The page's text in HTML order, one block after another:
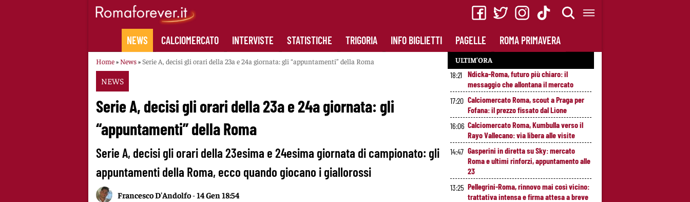
NEWS CALCIOMERCATO INTERVISTE STATISTICHE TRIGORIA INFO BIGLIETTI PAGELLE ROMA PRIMAVERA
Home» News»Serie A, decisi gli orari della 23a e 24a giornata: gli “appuntamenti” della Roma
NEWS
Serie A, decisi gli orari della 23a e 24a giornata: gli
“appuntamenti” della Roma
Serie A, decisi gli orari della 23esima e 24esima giornata di campionato: gli
appuntamenti della Roma, ecco quando giocano i giallorossi
Francesco D'Andolfo-14 Gen 18:54
ULTIM’ORA
18:21 Ndicka-Roma, futuro più chiaro: il
messaggio che allontana il mercato
17:20 Calciomercato Roma, scout a Praga per
Fofana: il prezzo fissato dal Lione
16:06 Calciomercato Roma, Kumbulla verso il
Rayo Vallecano: via libera alle visite
14:47 Gasperini in diretta su Sky: mercato
Roma e ultimi rinforzi, appuntamento alle
23
13:25 Pellegrini-Roma, rinnovo mai così vicino:
trattativa intensa e firma attesa a breve